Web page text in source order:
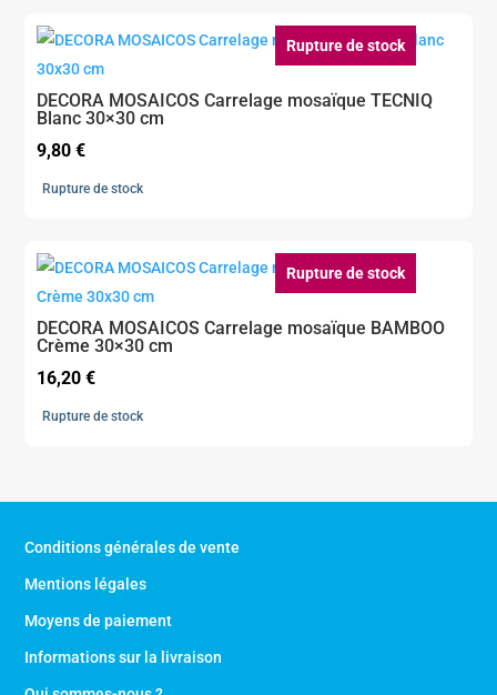
Rupture de stock
DECORA MOSAICOS Carrelage mosaïque TECNIQ
Blanc 30×30 cm
9,80€
Rupture de stock
Rupture de stock
DECORA MOSAICOS Carrelage mosaïque BAMBOO
Crème 30×30 cm
16,20€
Rupture de stock
Conditions générales de vente
Mentions légales
Moyens de paiement
Informations sur la livraison